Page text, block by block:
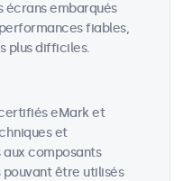
embarqués
fiables,
plus difficiles.
eMark et
et
composants
être utilisés